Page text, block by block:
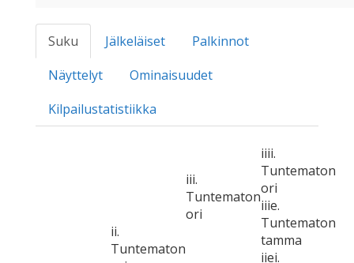
Suku Jälkeläiset
Palkinnot
Näyttelyt
Ominaisuudet
Kilpailustatistiikka
ii.
Tuntematon
iii.
Tuntematon
ori
iiii.
Tuntematon
ori
iiie.
Tuntematon
tamma
iiei.